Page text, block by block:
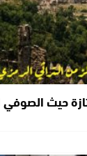
حيث الصوفي